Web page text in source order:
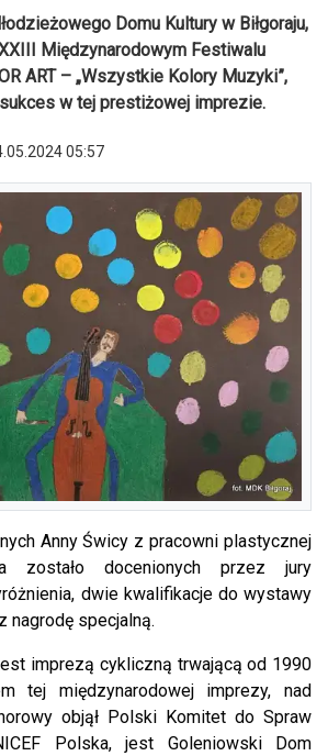
Domu Kultury w Biłgoraju,
Międzynarodowym Festiwalu
ART – „Wszystkie Kolory Muzyki”,
w tej prestiżowej imprezie.
05:57
Anny Świcy z pracowni plastycznej
zostało docenionych przez jury
dwie kwalifikacje do wystawy
nagrodę specjalną.
imprezą cykliczną trwającą od 1990
tej międzynarodowej imprezy, nad
objął Polski Komitet do Spraw
Polska, jest Goleniowski Dom